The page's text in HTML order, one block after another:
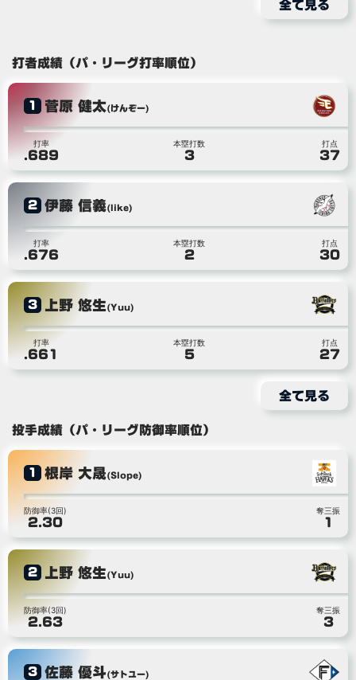
全て見る
打者成績（パ・リーグ打率順位）
1 菅原 健太(けんぞー)
打率
.689
本塁打数
3
打点
37
2 伊藤 信義(like)
打率
.676
本塁打数
2
打点
30
3 上野 悠生(Yuu)
打率
.661
本塁打数
5
打点
27
全て見る
投手成績（パ・リーグ防御率順位）
1 根岸 大晟(Slope)
防御率(3回)
2.30
奪三振
1
2 上野 悠生(Yuu)
防御率(3回)
2.63
奪三振
3
3 佐藤 優斗(サトユー)